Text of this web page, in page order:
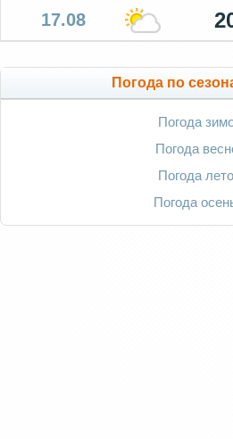
17.08
Погода по
Погода
Погода
Погода
Погода